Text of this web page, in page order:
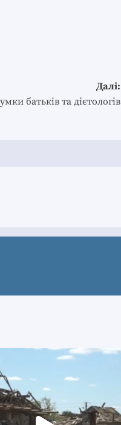
Далі:
батьків та дієтологів